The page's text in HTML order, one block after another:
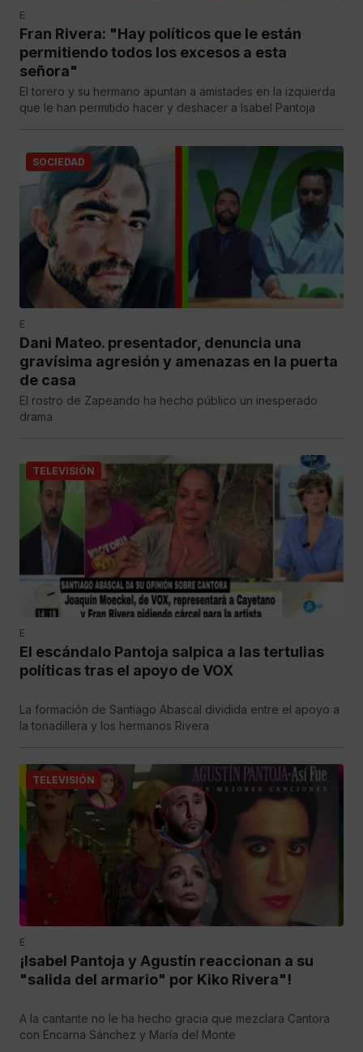
E
Fran Rivera: "Hay políticos que le están
permitiendo todos los excesos a esta
señora"
El torero y su hermano apuntan a amistades en la izquierda
que le han permitido hacer y deshacer a Isabel Pantoja
SOCIEDAD
E
Dani Mateo. presentador, denuncia una
gravísima agresión y amenazas en la puerta
de casa
El rostro de Zapeando ha hecho público un inesperado
drama
TELEVISIÓN
E
El escándalo Pantoja salpica a las tertulias
políticas tras el apoyo de VOX
La formación de Santiago Abascal dividida entre el apoyo a
la tonadillera y los hermanos Rivera
TELEVISIÓN
E
¡Isabel Pantoja y Agustín reaccionan a su
"salida del armario" por Kiko Rivera"!
A la cantante no le ha hecho gracia que mezclara Cantora
con Encarna Sánchez y María del Monte